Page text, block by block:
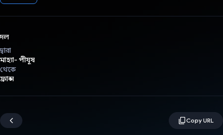
দল
দ্বারা
মাহ্যা- পীযূষ
থেকে
ফ্রান্স